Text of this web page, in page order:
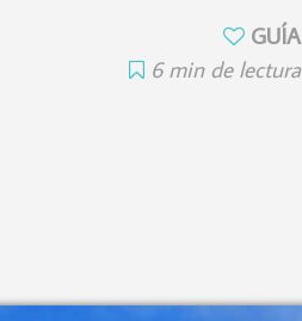
GUÍA
6 min de lectura